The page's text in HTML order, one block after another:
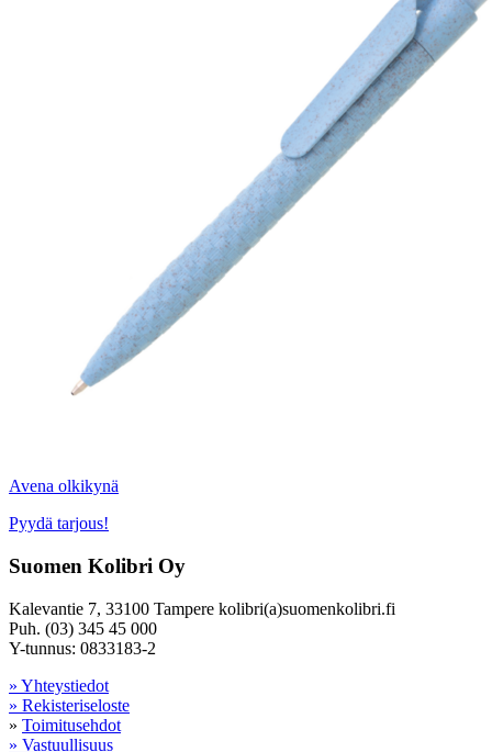
Avena olkikynä
Pyydä tarjous!
Suomen Kolibri Oy
Kalevantie 7, 33100 Tampere kolibri(a)suomenkolibri.fi
Puh. (03) 345 45 000
Y-tunnus: 0833183-2
» Yhteystiedot
» Rekisteriseloste
» Toimitusehdot
» Vastuullisuus